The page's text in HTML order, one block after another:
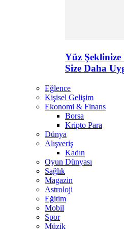
Yüz Şeklinize
Size Daha
Eğlence
Kişisel Gelişim
Ekonomi & Finans
Borsa
Kripto Para
Dünya
Alışveriş
Kadın
Oyun Dünyası
Sağlık
Magazin
Astroloji
Eğitim
Mobil
Spor
Müzik